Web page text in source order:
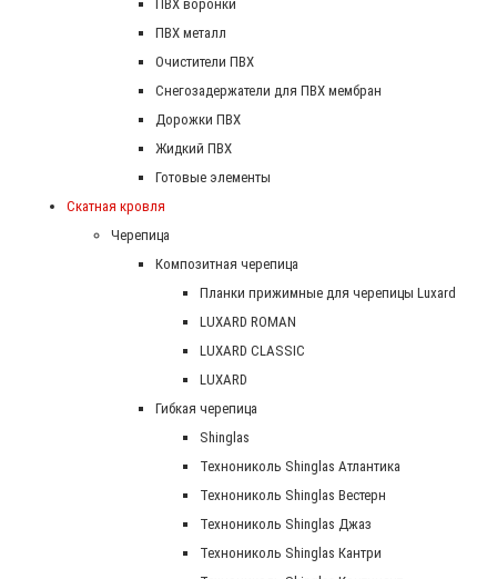
ПВХ воронки
ПВХ металл
Очистители ПВХ
Снегозадержатели для ПВХ мембран
Дорожки ПВХ
Жидкий ПВХ
Готовые элементы
Скатная кровля
Черепица
Композитная черепица
Планки прижимные для черепицы Luxard
LUXARD ROMAN
LUXARD CLASSIC
LUXARD
Гибкая черепица
Shinglas
Технониколь Shinglas Атлантика
Технониколь Shinglas Вестерн
Технониколь Shinglas Джаз
Технониколь Shinglas Кантри